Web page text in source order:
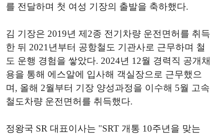
를 전달하며 첫 여성 기장의 출발을 축하했다.
김 기장은 2019년 제2종 전기차량 운전면허를 취득
한 뒤 2021년부터 공항철도 기관사로 근무하며 철
도 운행 경험을 쌓았다. 2024년 12월 경력직 공개채
용을 통해 에스알에 입사해 객실장으로 근무했으
며, 올해 2월부터 기장 양성과정을 이수해 5월 고속
철도차량 운전면허를 취득했다.
정왕국 SR 대표이사는 "SRT 개통 10주년을 맞는